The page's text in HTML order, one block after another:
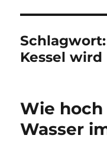
Kessel
Wie
Wasser